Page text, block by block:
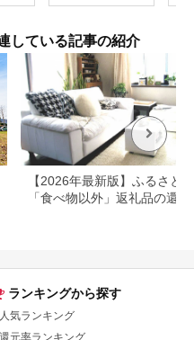
している記事の紹介
【2026年最新版】ふるさと
「食べ物以外」返礼品の還
ランキングから探す
人気ランキング
還元率ランキング